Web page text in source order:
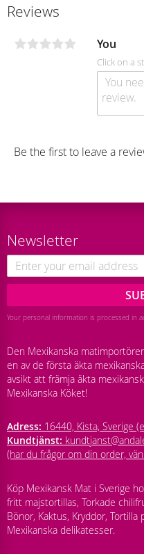
Reviews
You
Click on a
Be the first to leave a
Newsletter
Your personal information is processed in
Den Mexikanska
en av de första äkta
avsikt att främja äkta
Mexikanska Köket!
Adress: 16440, Kista, Sverige
Kundtjänst:
(har du frågor om din order,
Köp Mexikansk Mat i Sverige
fritt majstortillas, Torkade
Bönor, Kaktus, Kryddor,
Mexikanska delikatesser.